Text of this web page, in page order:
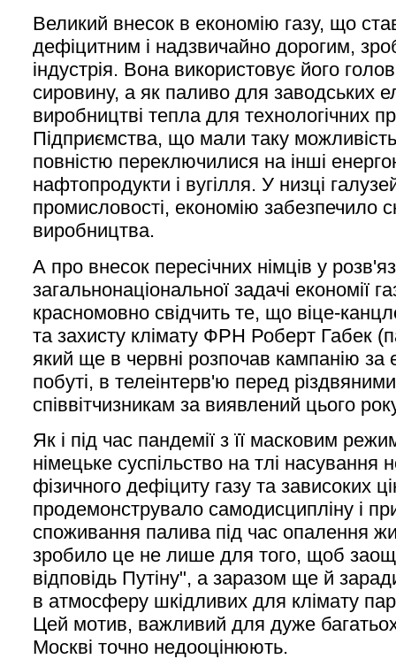
Великий внесок в економію газу, що
дефіцитним і надзвичайно дорогим,
індустрія. Вона використовує його
сировину, а як паливо для заводських
виробництві тепла для технологічних
Підприємства, що мали таку
повністю переключилися на інші
нафтопродукти і вугілля. У низці
промисловості, економію забезпечило
виробництва.
А про внесок пересічних німців у
загальнонаціональної задачі економії
красномовно свідчить те, що віце-
та захисту клімату ФРН Роберт Габек
який ще в червні розпочав кампанію за
побуті, в телеінтерв'ю перед
співвітчизникам за виявлений цього
Як і під час пандемії з її масковим
німецьке суспільство на тлі насування
фізичного дефіциту газу та зависоких
продемонструвало самодисципліну і
споживання палива під час опалення
зробило це не лише для того, щоб
відповідь Путіну", а заразом ще й
в атмосферу шкідливих для клімату
Цей мотив, важливий для дуже багатьох
Москві точно недооцінюють.